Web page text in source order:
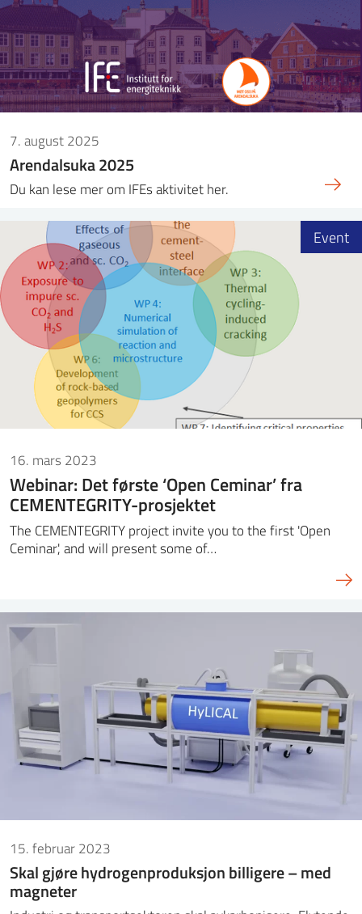
7. august 2025
Arendalsuka 2025
Du kan lese mer om IFEs aktivitet her.
16. mars 2023
Webinar: Det første ‘Open Ceminar’ fra
CEMENTEGRITY-prosjektet
The CEMENTEGRITY project invite you to the first 'Open
Ceminar', and will present some of…
Event
15. februar 2023
Skal gjøre hydrogenproduksjon billigere – med
magneter